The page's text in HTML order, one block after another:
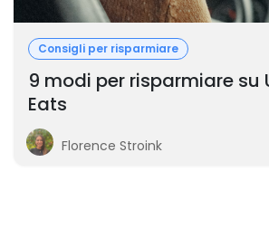
Consigli per risparmiare
9 modi per risparmiare su
Eats
Florence Stroink